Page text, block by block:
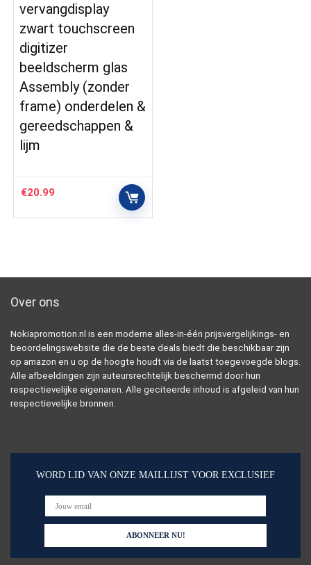
vervangdisplay
zwart touchscreen
digitizer
beeldscherm glas
Assembly (zonder
frame) onderdelen &
gereedschappen &
lijm
€20.99
Over ons
Nokiapromotion.nl is een moderne alles-in-één prijsvergelijkings- en
beoordelingswebsite die de beste deals biedt die beschikbaar zijn
op amazon en u op de hoogte houdt via de laatst toegevoegde blogs.
Alle afbeeldingen zijn auteursrechtelijk beschermd door hun
respectievelijke eigenaren. Alle geciteerde inhoud is afgeleid van hun
respectievelijke bronnen.
WORD LID VAN ONZE MAILLIJST VOOR EXCLUSIEF